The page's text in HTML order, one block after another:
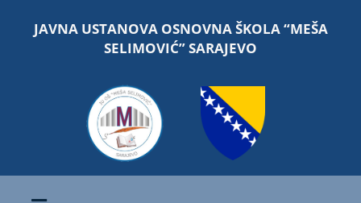
JAVNA USTANOVA OSNOVNA ŠKOLA “MEŠA
SELIMOVIĆ” SARAJEVO